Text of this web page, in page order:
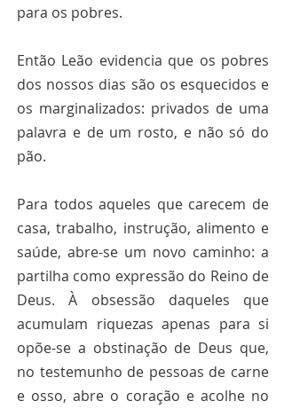
para os pobres.
Então Leão evidencia que os pobres
dos nossos dias são os esquecidos e
os marginalizados: privados de uma
palavra e de um rosto, e não só do
pão.
Para todos aqueles que carecem de
casa, trabalho, instrução, alimento e
saúde, abre-se um novo caminho: a
partilha como expressão do Reino de
Deus. À obsessão daqueles que
acumulam riquezas apenas para si
opõe-se a obstinação de Deus que,
no testemunho de pessoas de carne
e osso, abre o coração e acolhe no